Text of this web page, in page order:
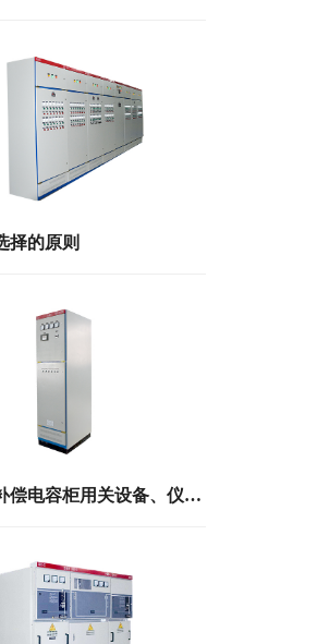
择的原则
低压无功补偿电容柜用关设备、仪表的选择